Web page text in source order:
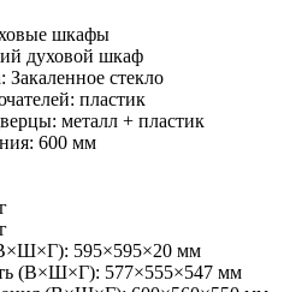
шкафы
духовой шкаф
Закаленное стекло
пластик
металл + пластик
600 мм
595×595×20 мм
(В×Ш×Г): 577×555×547 мм